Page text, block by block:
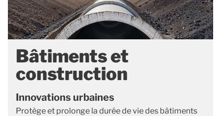
Bâtiments et
construction
Innovations urbaines
Protège et prolonge la durée de vie des bâtiments